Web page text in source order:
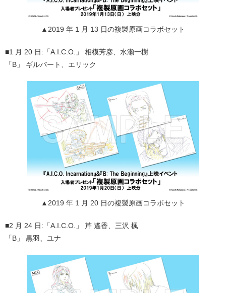
▲2019 年 1 月 13 日の複製原画コラボセット
■1 月 20 日:「A.I.C.O.」 相模芳彦、水瀬一樹
「B」 ギルバート、エリック
▲2019 年 1 月 20 日の複製原画コラボセット
■2 月 24 日:「A.I.C.O.」 芹 遙香、三沢 楓
「B」 黒羽、ユナ